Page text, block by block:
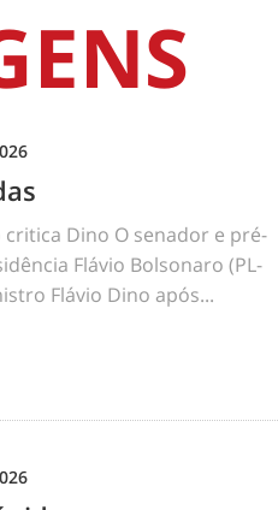
critica Dino O senador e pré-
Flávio Bolsonaro (PL-
Flávio Dino após...